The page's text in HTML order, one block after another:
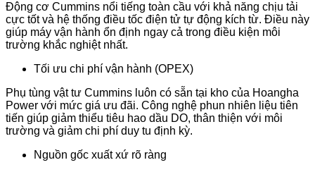
Động cơ Cummins nổi tiếng toàn cầu với khả năng chịu tải
cực tốt và hệ thống điều tốc điện tử tự động kích từ. Điều này
giúp máy vận hành ổn định ngay cả trong điều kiện môi
trường khắc nghiệt nhất.
Tối ưu chi phí vận hành (OPEX)
Phụ tùng vật tư Cummins luôn có sẵn tại kho của Hoangha
Power với mức giá ưu đãi. Công nghệ phun nhiên liệu tiên
tiến giúp giảm thiểu tiêu hao dầu DO, thân thiện với môi
trường và giảm chi phí duy tu định kỳ.
Nguồn gốc xuất xứ rõ ràng